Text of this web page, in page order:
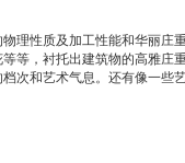
理性质及加工性能和华丽庄
等，衬托出建筑物的高雅庄
次和艺术气息。还有像一些